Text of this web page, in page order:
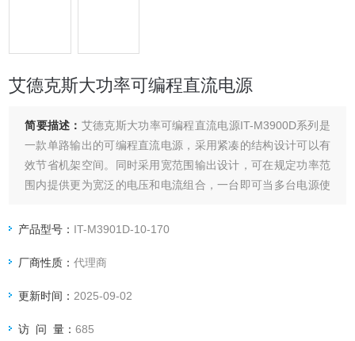
艾德克斯大功率可编程直流电源
简要描述： 艾德克斯大功率可编程直流电源IT-M3900D系列是
一款单路输出的可编程直流电源，采用紧凑的结构设计可以有
效节省机架空间。同时采用宽范围输出设计，可在规定功率范
围内提供更为宽泛的电压和电流组合，一台即可当多台电源使
产品型号： IT-M3901D-10-170
厂商性质：代理商
更新时间： 2025-09-02
访 问 量：685